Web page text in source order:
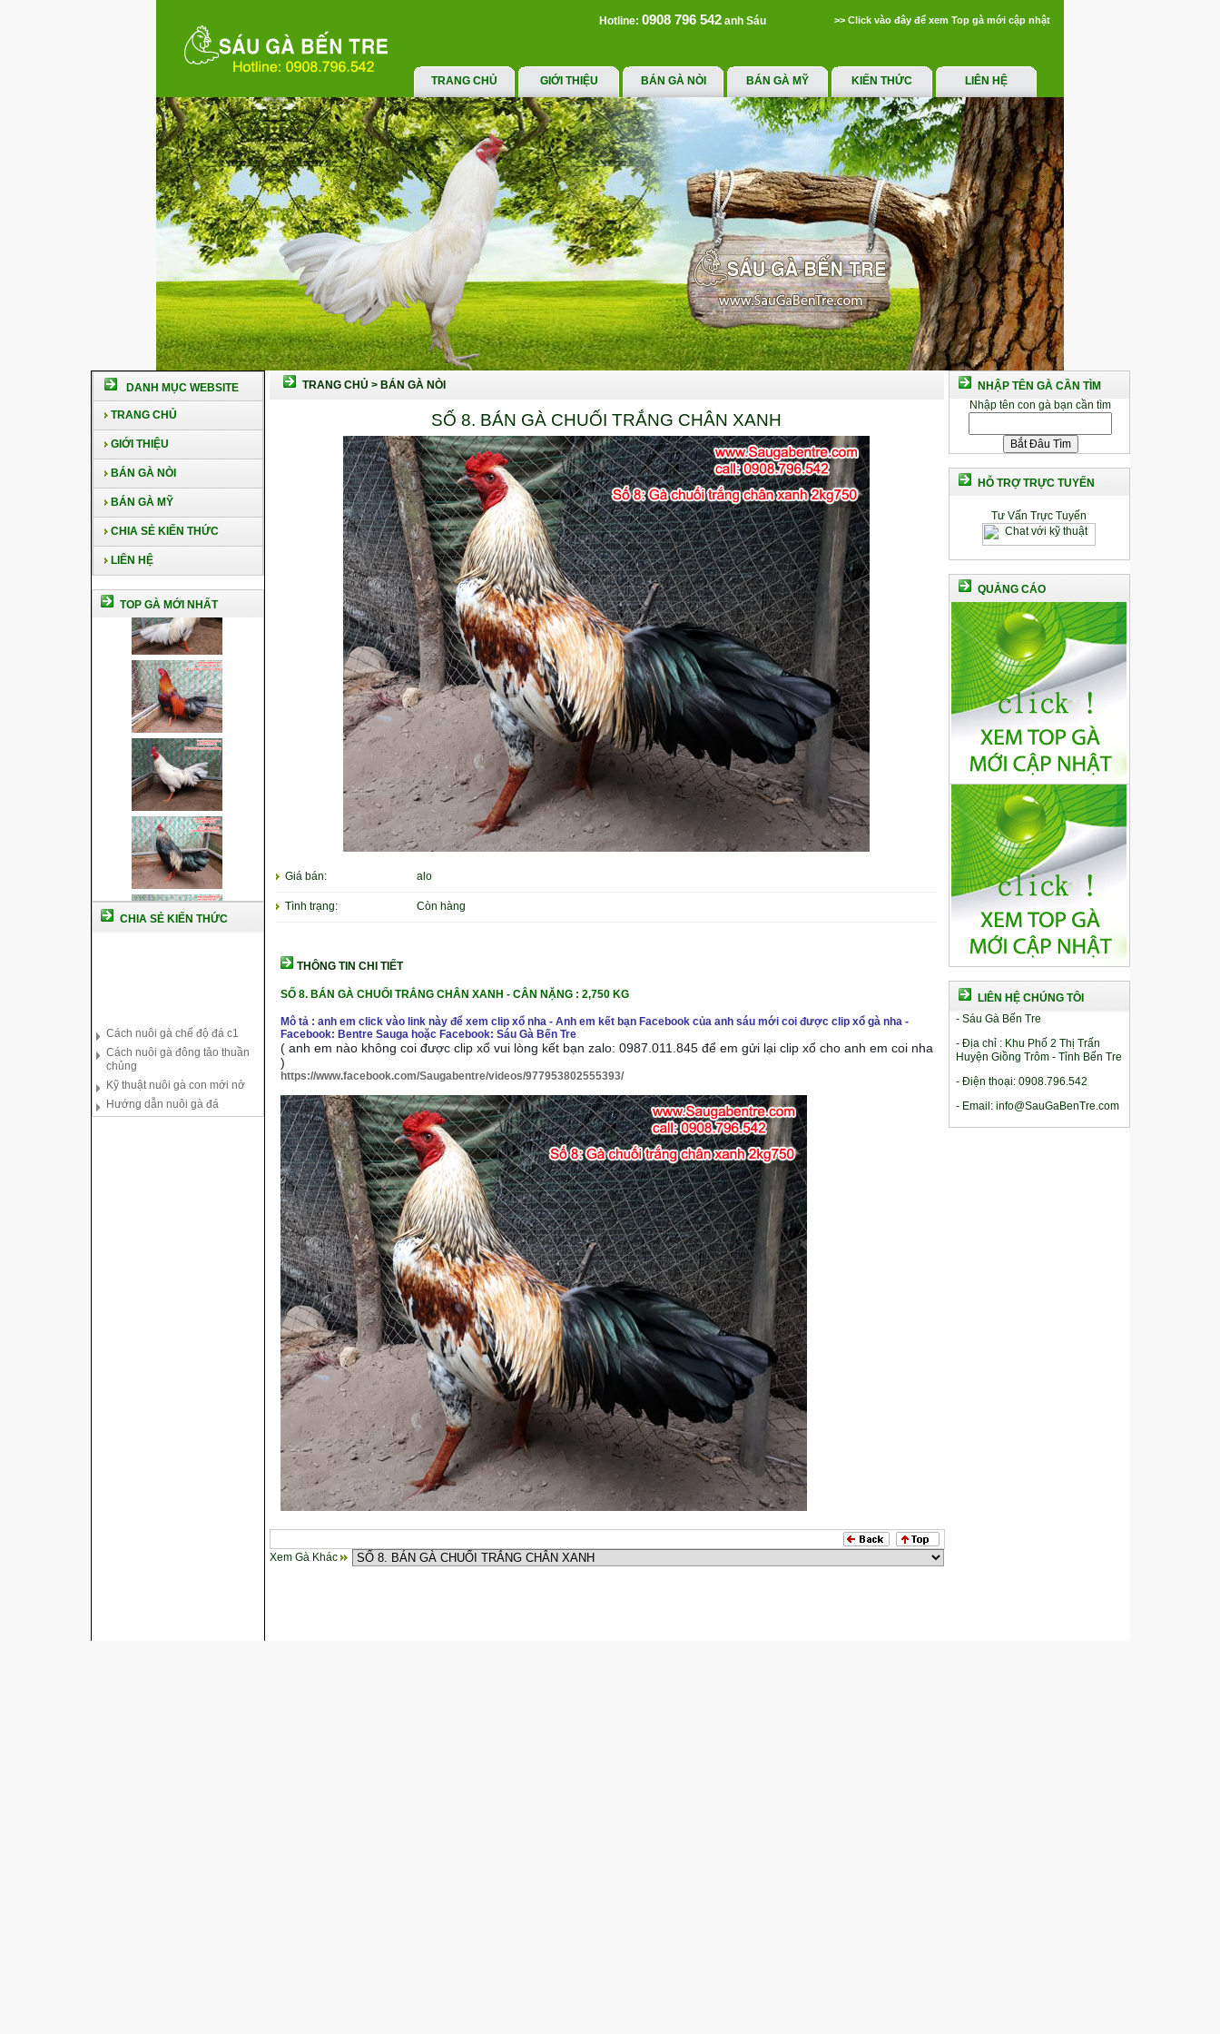
Hotline: 0908 796 542 anh Sáu >> Click vào đây để xem Top gà mới cập nhật
TRANG CHỦ GIỚI THIỆU BÁN GÀ NÒI BÁN GÀ MỸ KIẾN THỨC LIÊN HỆ
DANH MỤC WEBSITE
TRANG CHỦ
GIỚI THIỆU
BÁN GÀ NÒI
BÁN GÀ MỸ
CHIA SẺ KIẾN THỨC
LIÊN HỆ
TOP GÀ MỚI NHẤT
CHIA SẺ KIẾN THỨC
Cách nuôi gà đông tảo thuần
Kỹ thuật nuôi gà con mới nở
Hướng dẫn nuôi gà đá
Tại sao bạn cần biết cách nuôi
gà chọi ?
TRANG CHỦ > BÁN GÀ NÒI
SỐ 8. BÁN GÀ CHUỐI TRẮNG CHÂN XANH
Giá bán: alo
Tình trạng: Còn hàng
THÔNG TIN CHI TIẾT
SỐ 8. BÁN GÀ CHUỐI TRẮNG CHÂN XANH - CÂN NẶNG : 2,750 KG
Mô tả : anh em click vào link này để xem clip xổ nha - Anh em kết bạn Facebook của anh sáu mới coi được clip xổ gà nha -
Facebook: Bentre Sauga hoặc Facebook: Sáu Gà Bến Tre
( anh em nào không coi được clip xổ vui lòng kết bạn zalo: 0987.011.845 để em gửi lại clip xổ cho anh em coi nha
)
https://www.facebook.com/Saugabentre/videos/977953802555393/
Xem Gà Khác
NHẬP TÊN GÀ CẦN TÌM
Nhập tên con gà bạn cần tìm
HỖ TRỢ TRỰC TUYẾN
Tư Vấn Trực Tuyến
QUẢNG CÁO
LIÊN HỆ CHÚNG TÔI
- Sáu Gà Bến Tre
- Địa chỉ : Khu Phố 2 Thị Trấn
Huyện Giồng Trôm - Tỉnh Bến Tre
- Điện thoại: 0908.796.542
- Email: info@SauGaBenTre.com